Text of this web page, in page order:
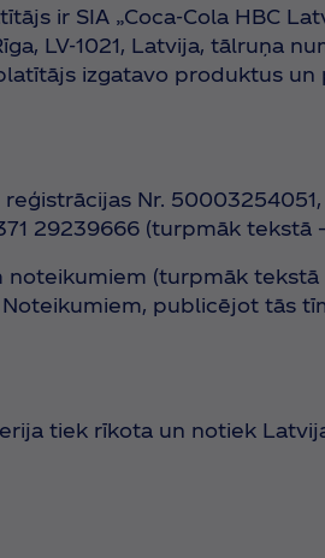
ir SIA „Coca‑Cola HBC
LV-1021, Latvija, tālruņa
izgatavo produktus
reģistrācijas Nr.
29239666 (turpmāk tekstā –
(turpmāk tekstā
publicējot tās
tiek rīkota un notiek